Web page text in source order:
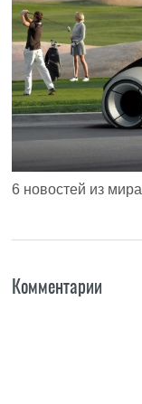
6 новостей из
Комментарии